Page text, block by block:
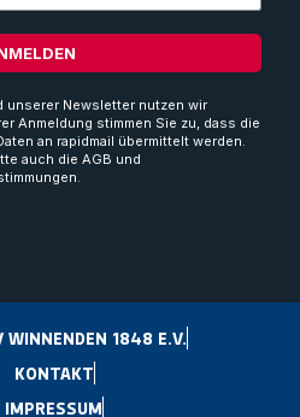
unserer Newsletter nutzen wir
Anmeldung stimmen Sie zu, dass die
an rapidmail übermittelt werden.
auch die AGB und
1848 E.V.
KONTAKT
IMPRESSUM